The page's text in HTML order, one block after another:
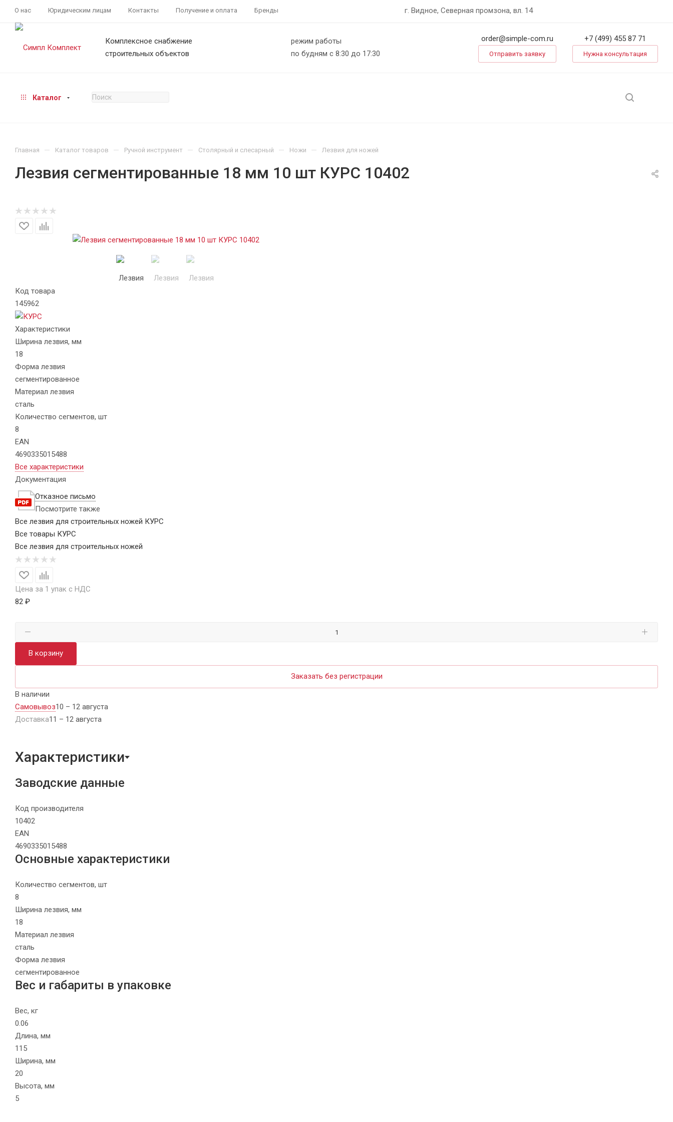
О нас Юридическим лицам Контакты Получение и оплата Бренды г. Видное, Северная промзона, вл. 14
Комплексное снабжение
строительных объектов
режим работы
по будням с 8:30 до 17:30
order@simple-com.ru
Отправить заявку
+7 (499) 455 87 71
Нужна консультация
Каталог
Главная — Каталог товаров — Ручной инструмент — Столярный и слесарный — Ножи — Лезвия для ножей
Лезвия сегментированные 18 мм 10 шт КУРС 10402
Код товара
145962
Характеристики
Ширина лезвия, мм
18
Форма лезвия
сегментированное
Материал лезвия
сталь
Количество сегментов, шт
8
EAN
4690335015488
Все характеристики
Документация
Отказное письмо
Посмотрите также
Все лезвия для строительных ножей КУРС
Все товары КУРС
Все лезвия для строительных ножей
Цена за 1 упак с НДС
82 ₽
В корзину
Заказать без регистрации
В наличии
Самовывоз10 – 12 августа
Доставка11 – 12 августа
Характеристики
Заводские данные
Код производителя
10402
EAN
4690335015488
Основные характеристики
Количество сегментов, шт
8
Ширина лезвия, мм
18
Материал лезвия
сталь
Форма лезвия
сегментированное
Вес и габариты в упаковке
Вес, кг
0.06
Длина, мм
115
Ширина, мм
20
Высота, мм
5